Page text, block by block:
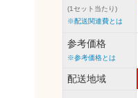
(1セット当たり)
※配送関連費とは
参考価格
※参考価格とは
配送地域